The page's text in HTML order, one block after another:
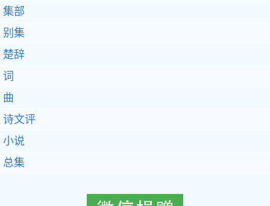
集部
别集
楚辞
词
曲
诗文评
小说
总集